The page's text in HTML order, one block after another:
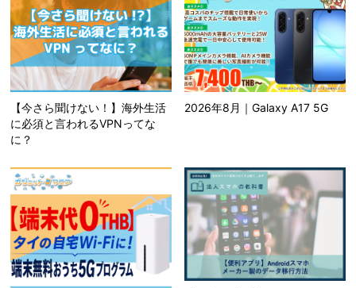
【今さら聞けない！】海外生活
に必須と言われるVPNってな
に？
2026年8月｜Galaxy A17 5G